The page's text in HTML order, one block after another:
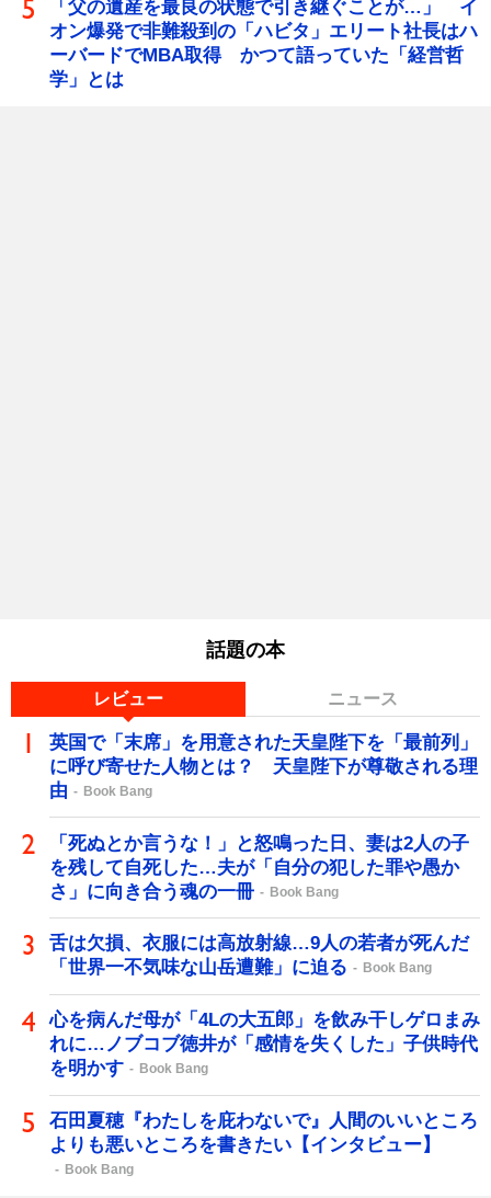
「父の遺産を最良の状態で引き継ぐことが…」 イ
オン爆発で非難殺到の「ハビタ」エリート社長はハ
ーバードでMBA取得 かつて語っていた「経営哲
学」とは
話題の本
レビュー ニュース
英国で「末席」を用意された天皇陛下を「最前列」
に呼び寄せた人物とは？ 天皇陛下が尊敬される理
由
Book Bang
「死ぬとか言うな！」と怒鳴った日、妻は2人の子
を残して自死した…夫が「自分の犯した罪や愚か
さ」に向き合う魂の一冊
Book Bang
舌は欠損、衣服には高放射線…9人の若者が死んだ
「世界一不気味な山岳遭難」に迫る
Book Bang
心を病んだ母が「4Lの大五郎」を飲み干しゲロまみ
れに…ノブコブ徳井が「感情を失くした」子供時代
を明かす
Book Bang
石田夏穂『わたしを庇わないで』人間のいいところ
よりも悪いところを書きたい【インタビュー】
Book Bang